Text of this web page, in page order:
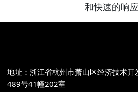
和快速的响应
地址：浙江省杭州市萧山区经济技术开
489号41幢202室